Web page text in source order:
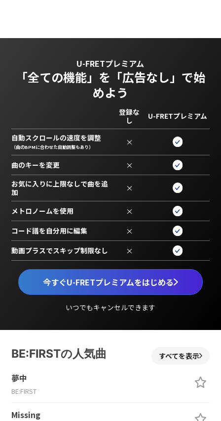
U-FRETプレミアム
「全ての機能」を 「広告なし」で始
めよう
今すぐU-FRETプレミアムをはじめる
いつでもキャンセルできます
登録な
し
U-FRETプレミアム
自動スクロールの速度を調整
（曲のBPMに合わせた自動調整もあり） ×
曲のキーを変更 ×
お気に入りに上限なしで曲を追
加
×
メトロノームを使用 ×
コード譜を自分用に編集 ×
動画プラスでスキップ制限なし ×
BE:FIRSTの人気曲 すべてを表示
夢中
BE:FIRST
Missing